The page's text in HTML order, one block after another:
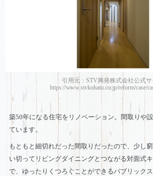
引用元：STV興発株式会社公式サ
https://www.stvkohatu.co.jp/reform/case/
築50年になる住宅をリノベーション。間取りや
ています。
もともと細切れだった間取りだったので、少し
い切ってリビングダイニングとつながる対面式
で、ゆったりくつろぐことができるパブリック